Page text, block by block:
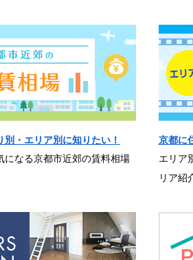
・エリア別に知りたい！
になる京都市近郊の賃料相場
京都に
エリア
リア紹